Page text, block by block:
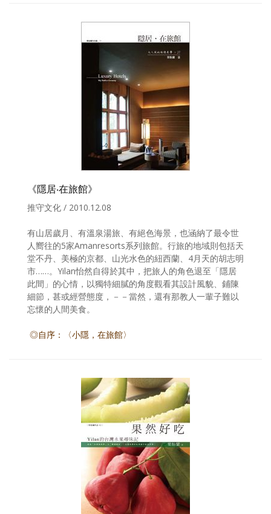
《隱居‧在旅館》
推守文化 / 2010.12.08
有山居歲月、有溫泉湯旅、有絕色海景，也涵納了最令世
人嚮往的5家Amanresorts系列旅館。行旅的地域則包括天
堂不丹、美極的京都、山光水色的紐西蘭、4月天的胡志明
市……。Yilan怡然自得於其中，把旅人的角色退至「隱居
此間」的心情，以獨特細膩的角度觀看其設計風貌、鋪陳
細節，甚或經營態度，－－當然，還有那教人一輩子難以
忘懷的人間美食。
◎自序：〈小隱，在旅館〉